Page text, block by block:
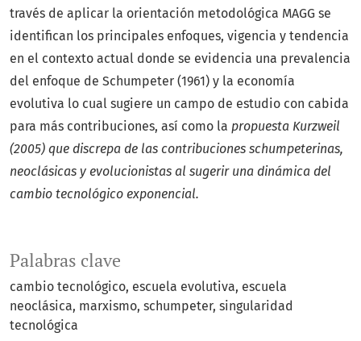
Palabras clave
cambio tecnológico escuela evolutiva escuela
neoclásica marxismo schumpeter singularidad
tecnológica
través de aplicar la orientación metodológica MAGG se
identifican los principales enfoques, vigencia y tendencia
en el contexto actual donde se evidencia una prevalencia
del enfoque de Schumpeter (1961) y la economía
evolutiva lo cual sugiere un campo de estudio con cabida
para más contribuciones, así como la propuesta Kurzweil
(2005) que discrepa de las contribuciones schumpeterinas,
neoclásicas y evolucionistas al sugerir una dinámica del
cambio tecnológico exponencial.